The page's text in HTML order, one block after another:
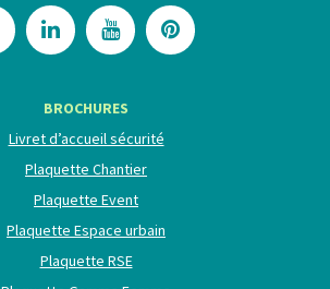
BROCHURES
Livret d’accueil sécurité
Plaquette Chantier
Plaquette Event
Plaquette Espace urbain
Plaquette RSE